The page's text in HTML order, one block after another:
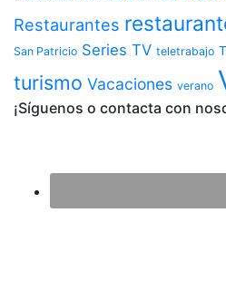
Restaurantes
San Patricio Series TV teletrabajo
turismo Vacaciones verano
¡Síguenos o contacta con